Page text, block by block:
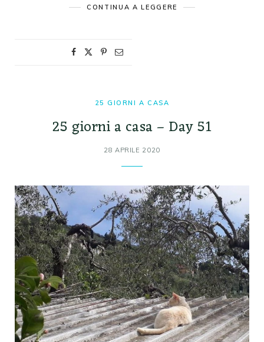
CONTINUA A LEGGERE
25 GIORNI A CASA
25 giorni a casa – Day 51
28 APRILE 2020